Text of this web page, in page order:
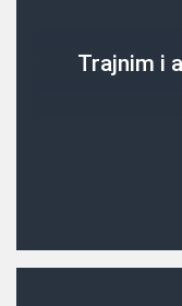
Trajnim i